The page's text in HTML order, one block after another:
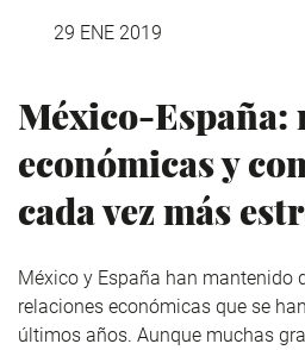
29 ENE 2019
México-España:
económicas y
cada vez más
México y España han mantenido
relaciones económicas que se
últimos años. Aunque muchas